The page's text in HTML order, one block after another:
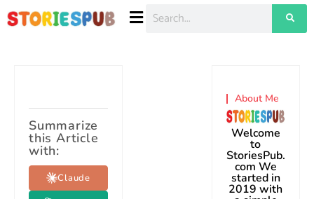
Summarize
this Article
with:
Claude
About Me
Welcome
to
StoriesPub.
com We
started in
2019 with